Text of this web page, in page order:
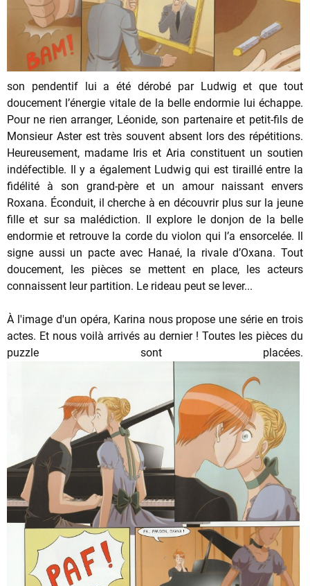
son pendentif lui a été dérobé par Ludwig et que tout
doucement l’énergie vitale de la belle endormie lui échappe.
Pour ne rien arranger, Léonide, son partenaire et petit-fils de
Monsieur Aster est très souvent absent lors des répétitions.
Heureusement, madame Iris et Aria constituent un soutien
indéfectible. Il y a également Ludwig qui est tiraillé entre la
fidélité à son grand-père et un amour naissant envers
Roxana. Éconduit, il cherche à en découvrir plus sur la jeune
fille et sur sa malédiction. Il explore le donjon de la belle
endormie et retrouve la corde du violon qui l’a ensorcelée. Il
signe aussi un pacte avec Hanaé, la rivale d’Oxana. Tout
doucement, les pièces se mettent en place, les acteurs
connaissent leur partition. Le rideau peut se lever...
À l'image d'un opéra, Karina nous propose une série en trois
actes. Et nous voilà arrivés au dernier ! Toutes les pièces du
puzzle sont placées.